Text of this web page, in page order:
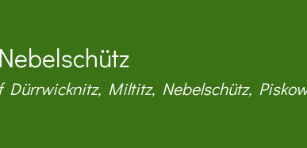
Miltitz, Nebelschütz,